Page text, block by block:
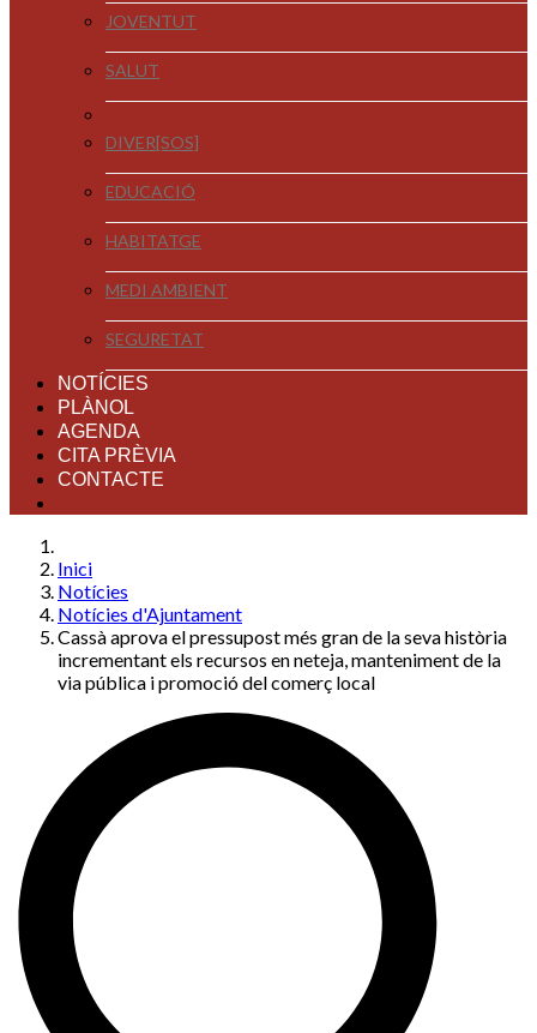
JOVENTUT
SALUT
DIVER[SOS]
EDUCACIÓ
HABITATGE
MEDI AMBIENT
SEGURETAT
NOTÍCIES
PLÀNOL
AGENDA
CITA PRÈVIA
CONTACTE
Inici
Notícies
Notícies d'Ajuntament
Cassà aprova el pressupost més gran de la seva història
incrementant els recursos en neteja, manteniment de la
via pública i promoció del comerç local